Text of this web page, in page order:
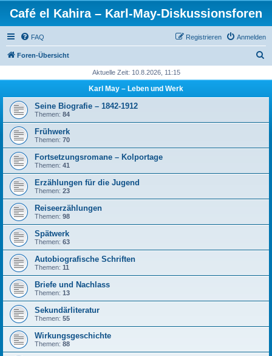
Café el Kahira – Karl-May-Diskussionsforen
FAQ Anmelden
Registrieren
Foren-Übersicht
h
Aktuelle Zeit: 10.8.2026, 11:15
Karl May – Leben und Werk
Seine Biografie – 1842-1912
Themen: 84
Frühwerk
Themen: 70
Fortsetzungsromane – Kolportage
Themen: 41
Erzählungen für die Jugend
Themen: 23
Reiseerzählungen
Themen: 98
Spätwerk
Themen: 63
Autobiografische Schriften
Themen: 11
Briefe und Nachlass
Themen: 13
Sekundärliteratur
Themen: 55
Wirkungsgeschichte
Themen: 88